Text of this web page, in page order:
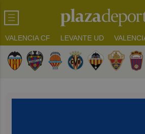
VALENCIA CF LEVANTE UD